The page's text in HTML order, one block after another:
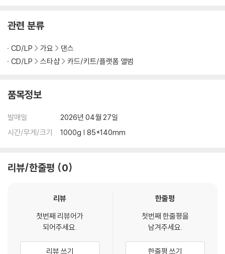
관련 분류
CD/LP 가요
댄스
CD/LP
스타샵 카드/키트/플랫폼 앨범
품목정보
발매일
2026년 04월 27일
시간/무게/크기
1000g | 85*140mm
리뷰/한줄평 0
리뷰
첫번째 리뷰어가
되어주세요.
리뷰 쓰기
한줄평
첫번째 한줄평을
남겨주세요.
한줄평 쓰기